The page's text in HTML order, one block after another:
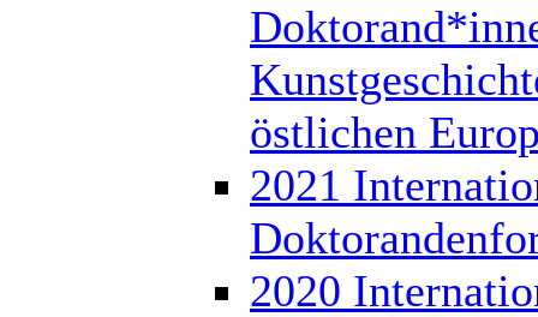
östlichen
2021
2020